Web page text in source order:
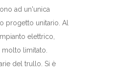
ad un'unica
progetto unitario. Al
elettrico,
limitato.
del trullo. Si è